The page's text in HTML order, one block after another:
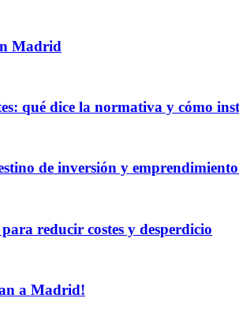
Madrid
qué dice la normativa y cómo
de inversión y
reducir costes y desperdicio
a Madrid!